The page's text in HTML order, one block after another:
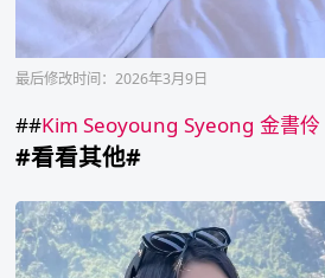
最后修改时间：2026年3月9日
##Kim Seoyoung Syeong 金書伶
#看看其他#
SUA*
歌
手